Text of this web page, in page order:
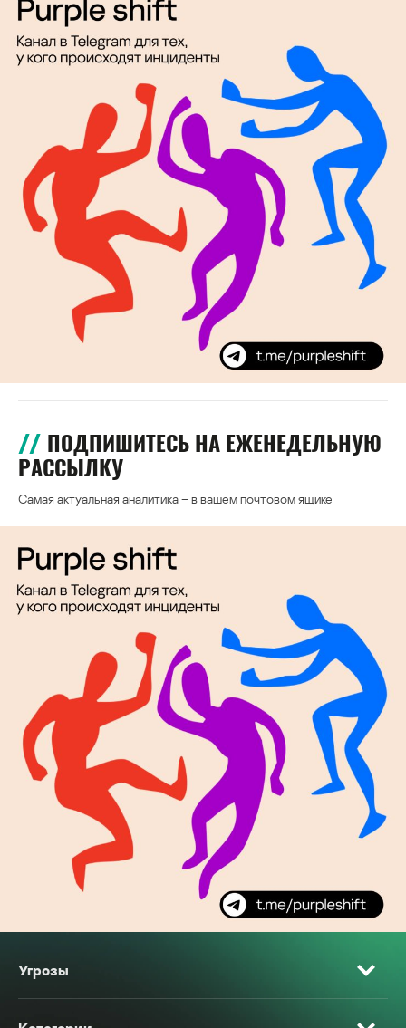
ПОДПИШИТЕСЬ НА ЕЖЕНЕДЕЛЬНУЮ
РАССЫЛКУ
Самая актуальная аналитика – в вашем почтовом ящике
Угрозы